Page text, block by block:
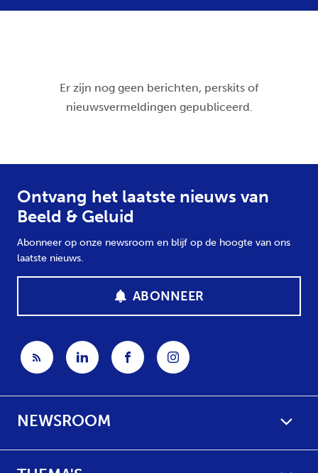
Er zijn nog geen berichten, perskits of
nieuwsvermeldingen gepubliceerd.
Ontvang het laatste nieuws van
Beeld & Geluid
Abonneer op onze newsroom en blijf op de hoogte van ons
laatste nieuws.
ABONNEER
NEWSROOM